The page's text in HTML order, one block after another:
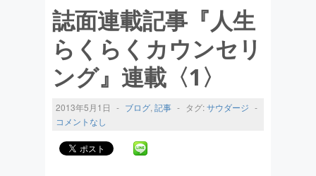
誌面連載記事『人生
らくらくカウンセリ
ング』連載〈1〉
2013年5月1日 - ブログ, 記事 - タグ:サウダージ -
コメントなし